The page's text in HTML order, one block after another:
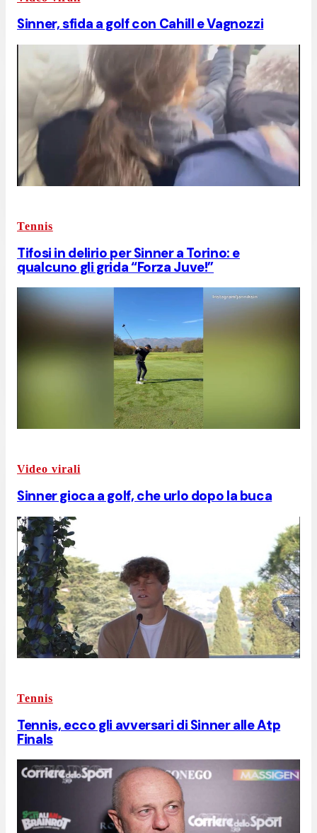
Sinner, sfida a golf con Cahill e Vagnozzi
Tennis
Tifosi in delirio per Sinner a Torino: e
qualcuno gli grida “Forza Juve!”
Video virali
Sinner gioca a golf, che urlo dopo la buca
Tennis
Tennis, ecco gli avversari di Sinner alle Atp
Finals